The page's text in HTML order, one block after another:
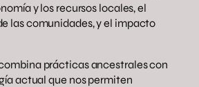
y los recursos locales, el
las comunidades, y el impacto
prácticas ancestrales con
actual que nos permiten